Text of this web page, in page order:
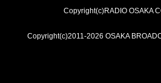
Copyright(c)RADIO OSAKA
Copyright(c)2011-2026 OSAKA